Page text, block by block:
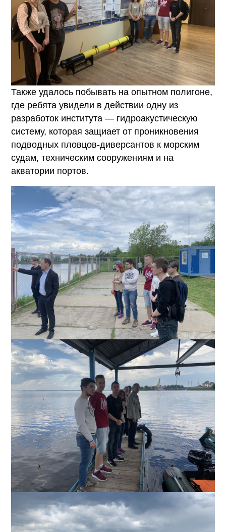
Также удалось побывать на опытном полигоне,
где ребята увидели в действии одну из
разработок института — гидроакустическую
систему, которая защиает от проникновения
подводных пловцов-диверсантов к морским
судам, техническим сооружениям и на
акватории портов.